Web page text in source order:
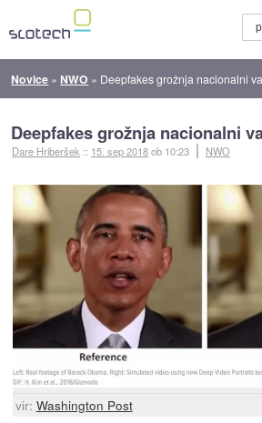
Novice » NWO » Deepfakes grožnja nacionalni
Deepfakes grožnja nacionalni
Dare Hriberšek :: 15. sep 2018ob 10:23 NWO
vir: Washington Post